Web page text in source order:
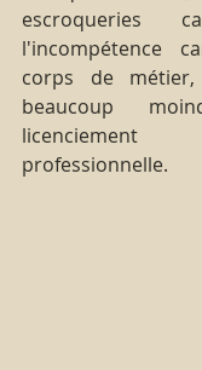
escroqueries
l'incompétence
corps de
beaucoup
professionnelle.